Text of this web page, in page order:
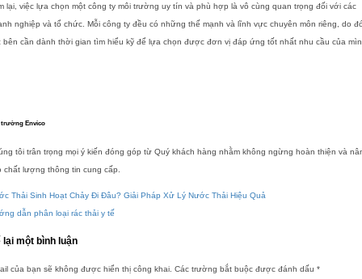
lại, việc lựa chọn một công ty môi trường uy tín và phù hợp là vô cùng quan trọng đối với các
nghiệp và tổ chức. Mỗi công ty đều có những thế mạnh và lĩnh vực chuyên môn riêng, do
bên cần dành thời gian tìm hiểu kỹ để lựa chọn được đơn vị đáp ứng tốt nhất nhu cầu của
trường Envico
tôi trân trọng mọi ý kiến đóng góp từ Quý khách hàng nhằm không ngừng hoàn thiện và
chất lượng thông tin cung cấp.
Thải Sinh Hoạt Chảy Đi Đâu? Giải Pháp Xử Lý Nước Thải Hiệu Quả
dẫn phân loại rác thải y tế
lại một bình luận
của bạn sẽ không được hiển thị công khai. Các trường bắt buộc được đánh dấu *